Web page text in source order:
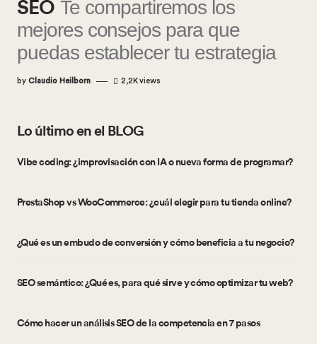
SEO Te compartiremos los
mejores consejos para que
puedas establecer tu estrategia
by Claudio Heilborn 2,2Kviews
Lo último en el BLOG
Vibe coding: ¿improvisación con IA o nueva forma de programar?
PrestaShop vs WooCommerce: ¿cuál elegir para tu tienda online?
¿Qué es un embudo de conversión y cómo beneficia a tu negocio?
SEO semántico: ¿Qué es, para qué sirve y cómo optimizar tu web?
Cómo hacer un análisis SEO de la competencia en 7 pasos